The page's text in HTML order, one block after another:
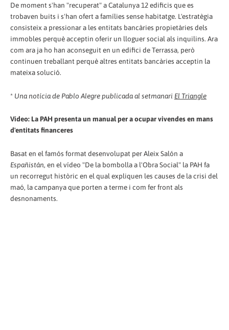
De moment s'han "recuperat" a Catalunya 12 edificis que es
trobaven buits i s'han ofert a famílies sense habitatge. L'estratègia
consisteix a pressionar a les entitats bancàries propietàries dels
immobles perquè acceptin oferir un lloguer social als inquilins. Ara
com ara ja ho han aconseguit en un edifici de Terrassa, però
continuen treballant perquè altres entitats bancàries acceptin la
mateixa solució.
* Una notícia de Pablo Alegre publicada al setmanari El Triangle
Vídeo: La PAH presenta un manual per a ocupar vivendes en mans
d'entitats financeres
Basat en el famós format desenvolupat per Aleix Salón a
Españistán, en el vídeo "De la bombolla a l'Obra Social" la PAH fa
un recorregut històric en el qual expliquen les causes de la crisi del
maó, la campanya que porten a terme i com fer front als
desnonaments.